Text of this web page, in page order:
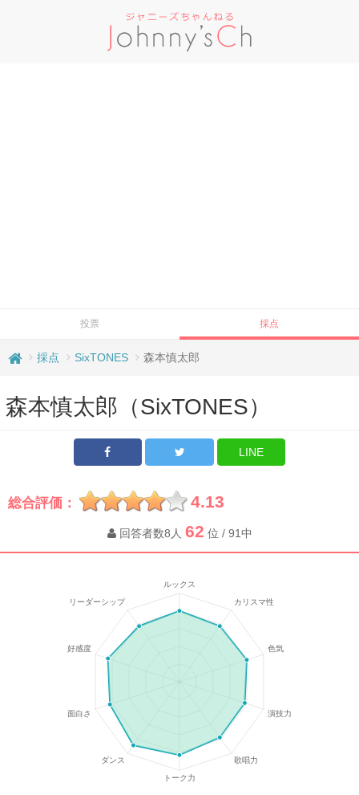
投票 採点
採点 SixTONES 森本慎太郎
森本慎太郎（SixTONES）
LINE
総合評価： 4.13
回答者数8人 62 位 / 91中